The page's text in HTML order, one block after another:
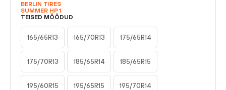
BERLIN TIRES
SUMMER HP 1
TEISED MÕÕDUD
165/65R13 165/70R13 175/65R14
175/70R13 185/65R14 185/65R15
195/60R15 195/65R15 195/70R14